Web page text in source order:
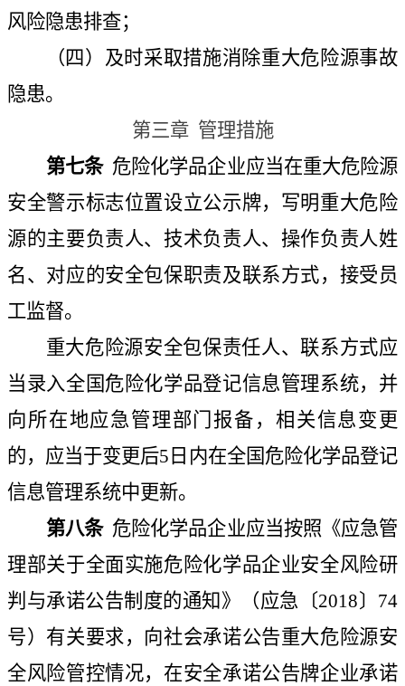
风险隐患排查；
（四）及时采取措施消除重大危险源事故
隐患。
第三章 管理措施
第七条 危险化学品企业应当在重大危险源
安全警示标志位置设立公示牌，写明重大危险
源的主要负责人、技术负责人、操作负责人姓
名、对应的安全包保职责及联系方式，接受员
工监督。
重大危险源安全包保责任人、联系方式应
当录入全国危险化学品登记信息管理系统，并
向所在地应急管理部门报备，相关信息变更
的，应当于变更后5 日内在全国危险化学品登记
信息管理系统中更新。
第八条 危险化学品企业应当按照《应急管
理部关于全面实施危险化学品企业安全风险研
判与承诺公告制度的通知》（应急〔2018 〕 74
号）有关要求，向社会承诺公告重大危险源安
全风险管控情况，在安全承诺公告牌企业承诺